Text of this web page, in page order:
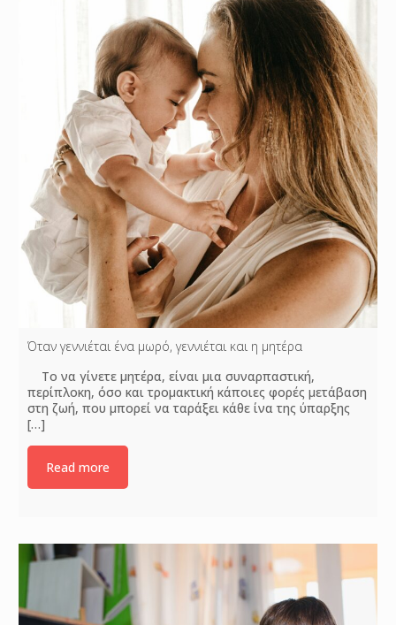
Όταν γεννιέται ένα μωρό, γεννιέται και η μητέρα
Το να γίνετε μητέρα, είναι μια συναρπαστική,
περίπλοκη, όσο και τρομακτική κάποιες φορές μετάβαση
στη ζωή, που μπορεί να ταράξει κάθε ίνα της ύπαρξης
[…]
Read more